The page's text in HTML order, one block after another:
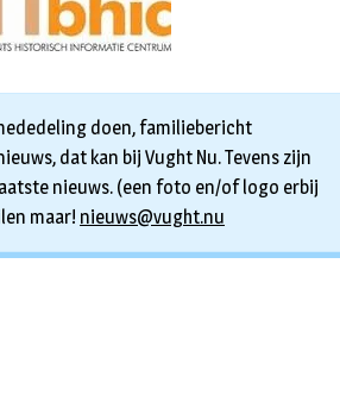
doen, familiebericht
dat kan bij Vught Nu. Tevens zijn
nieuws. (een foto en/of logo erbij
maar! nieuws@vught.nu